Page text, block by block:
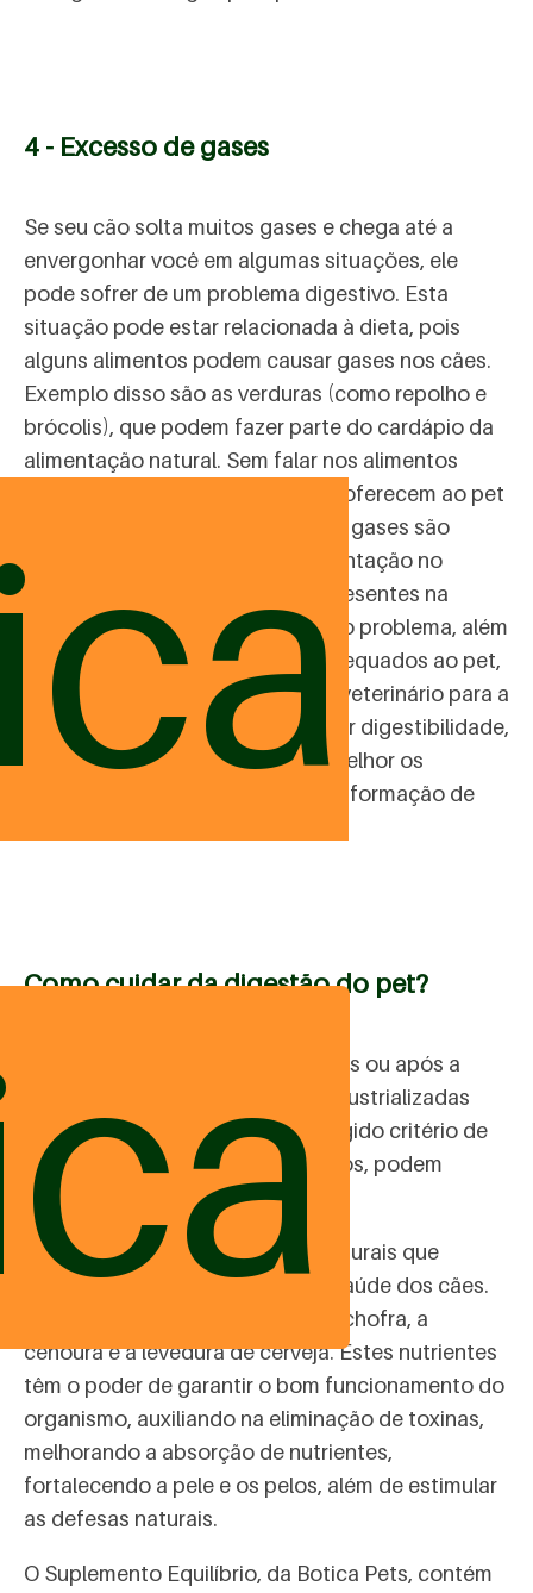
4 - Excesso de gases
Se seu cão solta muitos gases e chega até a
envergonhar você em algumas situações, ele
pode sofrer de um problema digestivo. Esta
situação pode estar relacionada à dieta, pois
alguns alimentos podem causar gases nos cães.
Exemplo disso são as verduras (como repolho e
brócolis), que podem fazer parte do cardápio da
alimentação natural. Sem falar nos alimentos
inadequados que alguns tutores oferecem ao pet
como pão, macarrão e outros. Os gases são
formados pelo excesso de fermentação no
intestino, feita pelas bactérias presentes na
microbiota intestinal. Para tratar o problema, além
de evitar oferecer alimentos inadequados ao pet,
é preciso contar com a ajuda do veterinário para a
formulação de uma dieta de maior digestibilidade,
em que o cão possa aproveitar melhor os
nutrientes oferecidos, evitando a formação de
Como cuidar da digestão do pet?
Oferecer um cuidado natural antes ou após a
alimentação do pet. As dietas industrializadas
são alimentos formulados com rígido critério de
qualidade, porém, em alguns casos, podem
causar dificuldades orgânicas.
Existem diversos ingredientes naturais que
podem trazer benefícios para a saúde dos cães.
Dentre eles podemos citar a alcachofra, a
cenoura e a levedura de cerveja. Estes nutrientes
têm o poder de garantir o bom funcionamento do
organismo, auxiliando na eliminação de toxinas,
melhorando a absorção de nutrientes,
fortalecendo a pele e os pelos, além de estimular
as defesas naturais.
O Suplemento Equilíbrio, da Botica Pets, contém